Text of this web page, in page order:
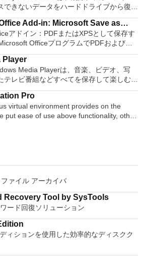
またはクラッシュすることです。* PCSX2
ンソールから抽出できるPlaystation 2
全ではありませ
、セシュティナ、ダンスク、ドイツ語、英
ランス語、フルバツキー、イタリア語、ラ
トゥビウ、マジャール、オランダ、ノルス
トガル、ポルトガル、スロヴェンスキー、
ロヴェンスキーSrpski、Suomi、
Key features include:
processor. Presentation Multimedia
Spreadsheets Powerful tool for data
100% compatible with MS Office
(.docx, .pptx, .xlsx, etc.). Thousands of
WPS Cloud Storage included.
suite, WPS Office 2016 Free comes with
including a useful a paragraph
Writer program. It has an Office to PDF
spell checking and word count features.
tools such as the Watermark in
PowerPoint to Word document
maker that helps you to create impressive
and the Spreadsheets program is
powerful spreadsheet application.
をインストールする権限がない場合
オプションを選択する必要があります。
りです。 クラウドサービスを介してVNC
るコンピューターに接続します。 Apple
）などのサードパーティ製のVNC互換
しているコンピューターに直接接続しま
Viewerにサインインして、すべてのデ
ックアップおよび同期します。 仮想キー
キーボードのサポ
ンがあります。 制御する必要のあるマシ
サインインします。そこから、コンピュ
VNC Connectを使用する
ンドツーエンドで暗号化されます。アプリ
ーターをパスワードで保護します。コンピ
ンに使用するのと同じユーザー名とパスワ
をサポートしま
ションへのアクセスで仮想世界に没頭する
トップでの比類のない再生サポートと独
こにいても簡単にリラックスできます。
最適化 Ultra HD
/ H.265およびHDR10コンテンツをサポー
：9モニターで2.35：1の映画を見る常時
YouTubeライブを見る YouTubeおよび
び360ビデオを再生 VRエクスペリエンス
Realityヘッドセット、HTC、VIVE、
ポート Fire TVとキャストのサポート
イアルです。
できないデータをハードドライブから復元
ラップトップおよびデスクトップコンピ
メント、写真、音楽、ビデオ、電子メー
よびアーカイブファイルなどを回復できま
外部ハードドライブ、USBドライブ、SD
ド、デジタルカメラ、MP3 / MP4プレーヤ
ストレージデバイスもサポートしていま
とおりです。 写真、ドキュメント、ビデ
アーカイブなど、あらゆる種類の失われた
します。 削除、フォーマット、またはア
タを回復します。 削除されたボリューム
ら失われたデータを回復します。
ク、デスクトップ、Windowsサーバー、
ンなインターフェイスがあり、簡単に操作
、どの種類のファイルを回復するかを尋ね
ック、オーディオ、電子メール、ドキュメ
必要なファイルの種類を選択して、[次へ]
次の画面には、接続されているドライブや
などが表示されます。ここから、スキャン
回復できます。スキャンした後、要求され
ない場合は、ディープスキャンを実行して
つけた場合は、別のストレージエリアにエ
ションを選択する必要があります。 全体
Add-in: Microsoft Save as
アドイン：PDFまたはXPSとして保存す
OfficeプログラムでPDFおよび
ートして保存できます。このツールを使用
ログラムのサブセットでPDF形式および
ル添付ファイルとして送信することもでき
プログラムによって異なります）。 この
のOfficeプログラムで動作します。
Office Excel 2007。
Office OneNote
ウェアの補足条項であり、2007 Microsoft
ウェアのライセンス条項の対象となりま
サポートされているオペレーティングシ
Server 2003、Windows Vista、Windows
Player
Media Playerは、音楽、ビデオ、写
テレビ番組などすべてを保存して楽しむ最
います。 再生、表示、外出先で楽しむた
イスとの同期、さらには家中のデバイス
えます。 シンプルなデザイン -
でデジタル エンターテイメントを楽しめ
楽しめる - どこにいても音楽、ビデオ、
ます。
Pro
virtual environment provides on the
put ease of use above functionality, other
and safe virtualized environment. Key
VMware Compatibility - Create one; Run
software. vSphere and vCloud Air
drop VMs between environments.
VMs - Protection and performance
Virtual Machines - Time-limited
Hardware Support - Broadwell and
Enterprise Quality Virtual Machines -
disks, and 64GB memory. Enhanced
to-IPv4 NAT (6to4 and 4to6). Virtual
ァイル アーカイバ
Recovery Tool by SysTools
ード回復ソリューション
ィションを使用した効率的なディスクク